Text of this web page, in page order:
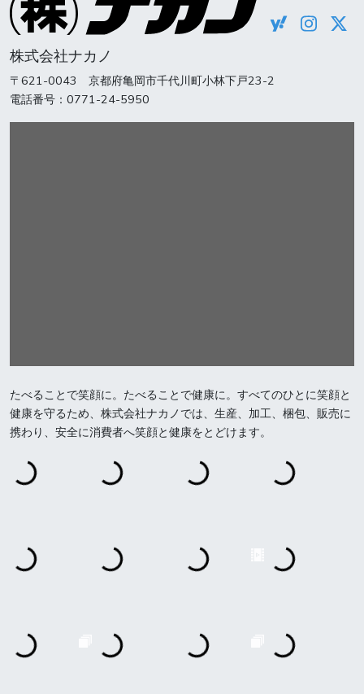
株式会社ナカノ
〒621-0043 京都府亀岡市千代川町小林下戸23-2
電話番号：0771-24-5950
たべることで笑顔に。たべることで健康に。すべてのひとに笑顔と
健康を守るため、株式会社ナカノでは、生産、加工、梱包、販売に
携わり、安全に消費者へ笑顔と健康をとどけます。